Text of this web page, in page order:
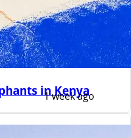
in Kenya
1 week ago